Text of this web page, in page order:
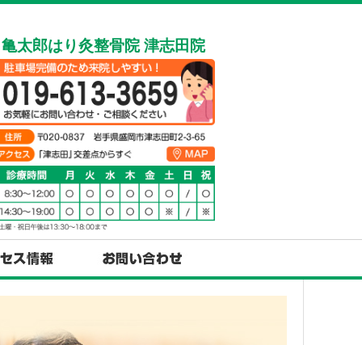
亀太郎はり灸整骨院 津志田院